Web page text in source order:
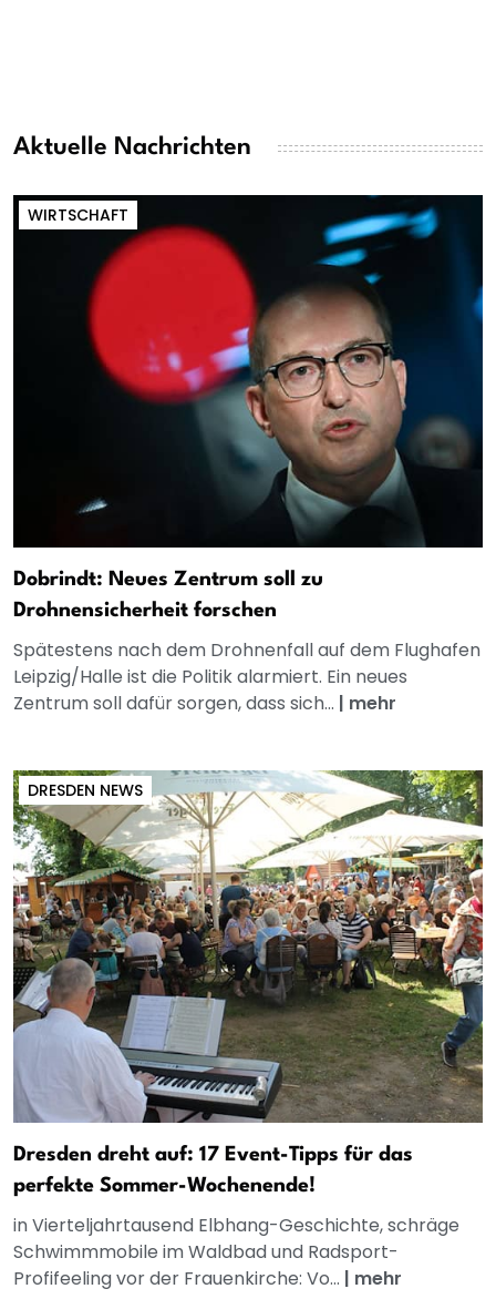
Aktuelle Nachrichten
WIRTSCHAFT
Dobrindt: Neues Zentrum soll zu
Drohnensicherheit forschen
Spätestens nach dem Drohnenfall auf dem Flughafen
Leipzig/Halle ist die Politik alarmiert. Ein neues
Zentrum soll dafür sorgen, dass sich... | mehr
DRESDEN NEWS
Dresden dreht auf: 17 Event-Tipps für das
perfekte Sommer-Wochenende!
in Vierteljahrtausend Elbhang-Geschichte, schräge
Schwimmmobile im Waldbad und Radsport-
Profifeeling vor der Frauenkirche: Vo... | mehr